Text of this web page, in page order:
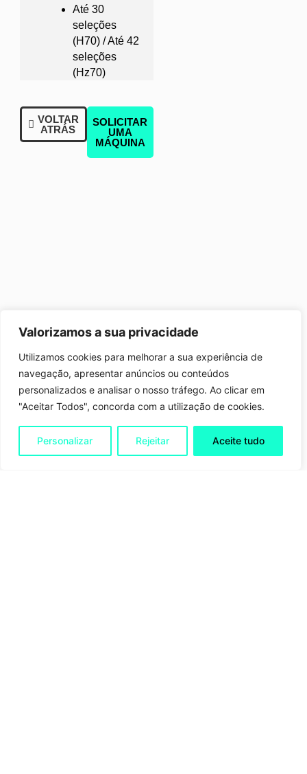
Valorizamos a sua privacidade
Utilizamos cookies para melhorar a sua experiência de
navegação, apresentar anúncios ou conteúdos
personalizados e analisar o nosso tráfego. Ao clicar em
"Aceitar Todos", concorda com a utilização de cookies.
Personalizar Rejeitar Aceite tudo
Até 30
seleções
(H70) / Até 42
seleções
(Hz70)
VOLTAR
ATRÁS
SOLICITAR
UMA
MÁQUINA